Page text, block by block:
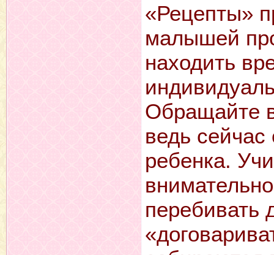
«Рецепты»
малышей
находить
Обращайте
ведь
ребенка.
перебивать